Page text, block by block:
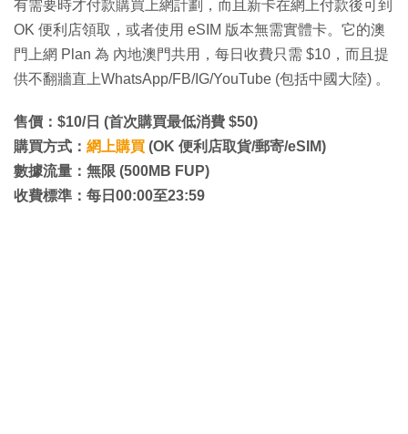
有需要時才付款購買上網計劃，而且新卡在網上付款後可到
OK 便利店領取，或者使用 eSIM 版本無需實體卡。它的澳
門上網 Plan 為 內地澳門共用，每日收費只需 $10，而且提
供不翻牆直上WhatsApp/FB/IG/YouTube (包括中國大陸) ‍。
售價：$10/日 (首次購買最低消費 $50)
購買方式： 網上購買 (OK 便利店取貨/郵寄/eSIM)
數據流量：無限 (500MB FUP)
收費標準：每日00:00至23:59